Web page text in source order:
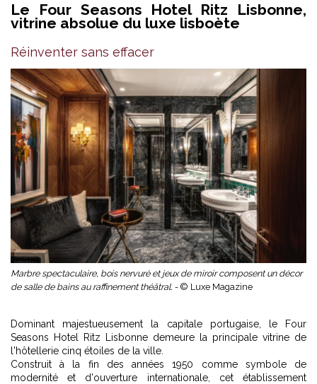
Le Four Seasons Hotel Ritz Lisbonne,
vitrine absolue du luxe lisboète
Réinventer sans effacer
Marbre spectaculaire, bois nervuré et jeux de miroir composent un décor
de salle de bains au raffinement théâtral. - © Luxe Magazine
Dominant majestueusement la capitale portugaise, le Four
Seasons Hotel Ritz Lisbonne demeure la principale vitrine de
l'hôtellerie cinq étoiles de la ville.
Construit à la fin des années 1950 comme symbole de
modernité et d'ouverture internationale, cet établissement